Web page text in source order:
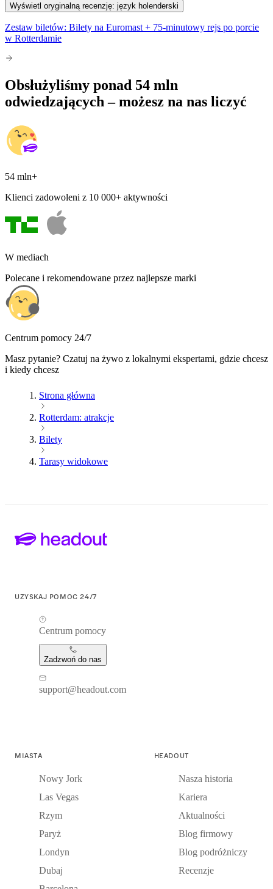
Wyświetl oryginalną recenzję: język holenderski
Zestaw biletów: Bilety na Euromast + 75-minutowy rejs po porcie
w Rotterdamie
Obsłużyliśmy ponad 54 mln
odwiedzających – możesz na nas liczyć
54 mln+
Klienci zadowoleni z 10 000+ aktywności
W mediach
Polecane i rekomendowane przez najlepsze marki
Centrum pomocy 24/7
Masz pytanie? Czatuj na żywo z lokalnymi ekspertami, gdzie chcesz
i kiedy chcesz
Strona główna
Rotterdam: atrakcje
Bilety
Tarasy widokowe
UZYSKAJ POMOC 24/7
Centrum pomocy
Zadzwoń do nas
support@headout.com
MIASTA
Nowy Jork
Las Vegas
Rzym
Paryż
Londyn
Dubaj
HEADOUT
Nasza historia
Kariera
Aktualności
Blog firmowy
Blog podróżniczy
Recenzje